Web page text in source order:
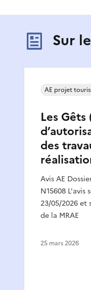
Sur
Les
des
Avis AE
N15608 L'avis
23/05/2026 et
de la MRAE
AE projet
25 mars 2026